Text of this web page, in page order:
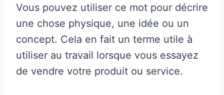
Vous pouvez utiliser ce mot pour décrire
une chose physique, une idée ou un
concept. Cela en fait un terme utile à
utiliser au travail lorsque vous essayez
de vendre votre produit ou service.